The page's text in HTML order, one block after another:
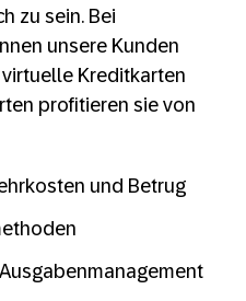
zu sein. Bei
unsere Kunden
Kreditkarten
profitieren sie von
und Betrug